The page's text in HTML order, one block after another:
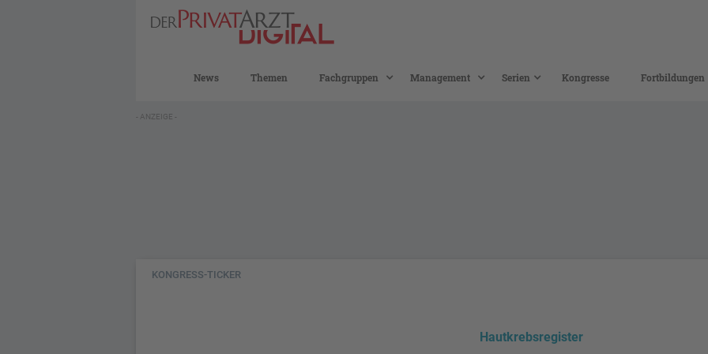
News Themen Fachgruppen Management Serien Kongresse Fortbildungen
- ANZEIGE -
KONGRESS-TICKER
Hautkrebsregister